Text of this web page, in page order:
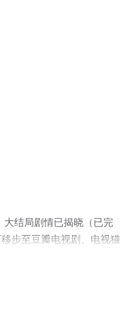
结局剧情已揭晓（已完
步至豆瓣电视剧、电视猫